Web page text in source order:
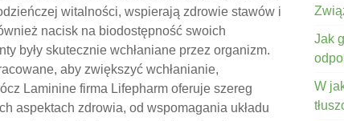
witalności, wspierają zdrowie stawów i
nacisk na biodostępność swoich
były skutecznie wchłaniane przez organizm.
aby zwiększyć wchłanianie,
Laminine firma Lifepharm oferuje szereg
aspektach zdrowia, od wspomagania układu
Jak
W